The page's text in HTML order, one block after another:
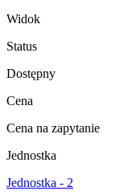
Widok
Status
Dostępny
Cena
Cena na zapytanie
Jednostka
Jednostka - 2